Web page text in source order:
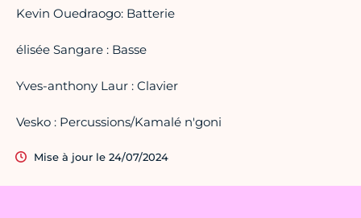
Kevin Ouedraogo: Batterie
élisée Sangare : Basse
Yves-anthony Laur : Clavier
Vesko : Percussions/Kamalé n'goni
Mise à jour le 24/07/2024